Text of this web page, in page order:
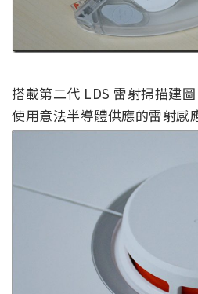
搭載第二代 LDS 雷射掃描建
使用意法半導體供應的雷射感